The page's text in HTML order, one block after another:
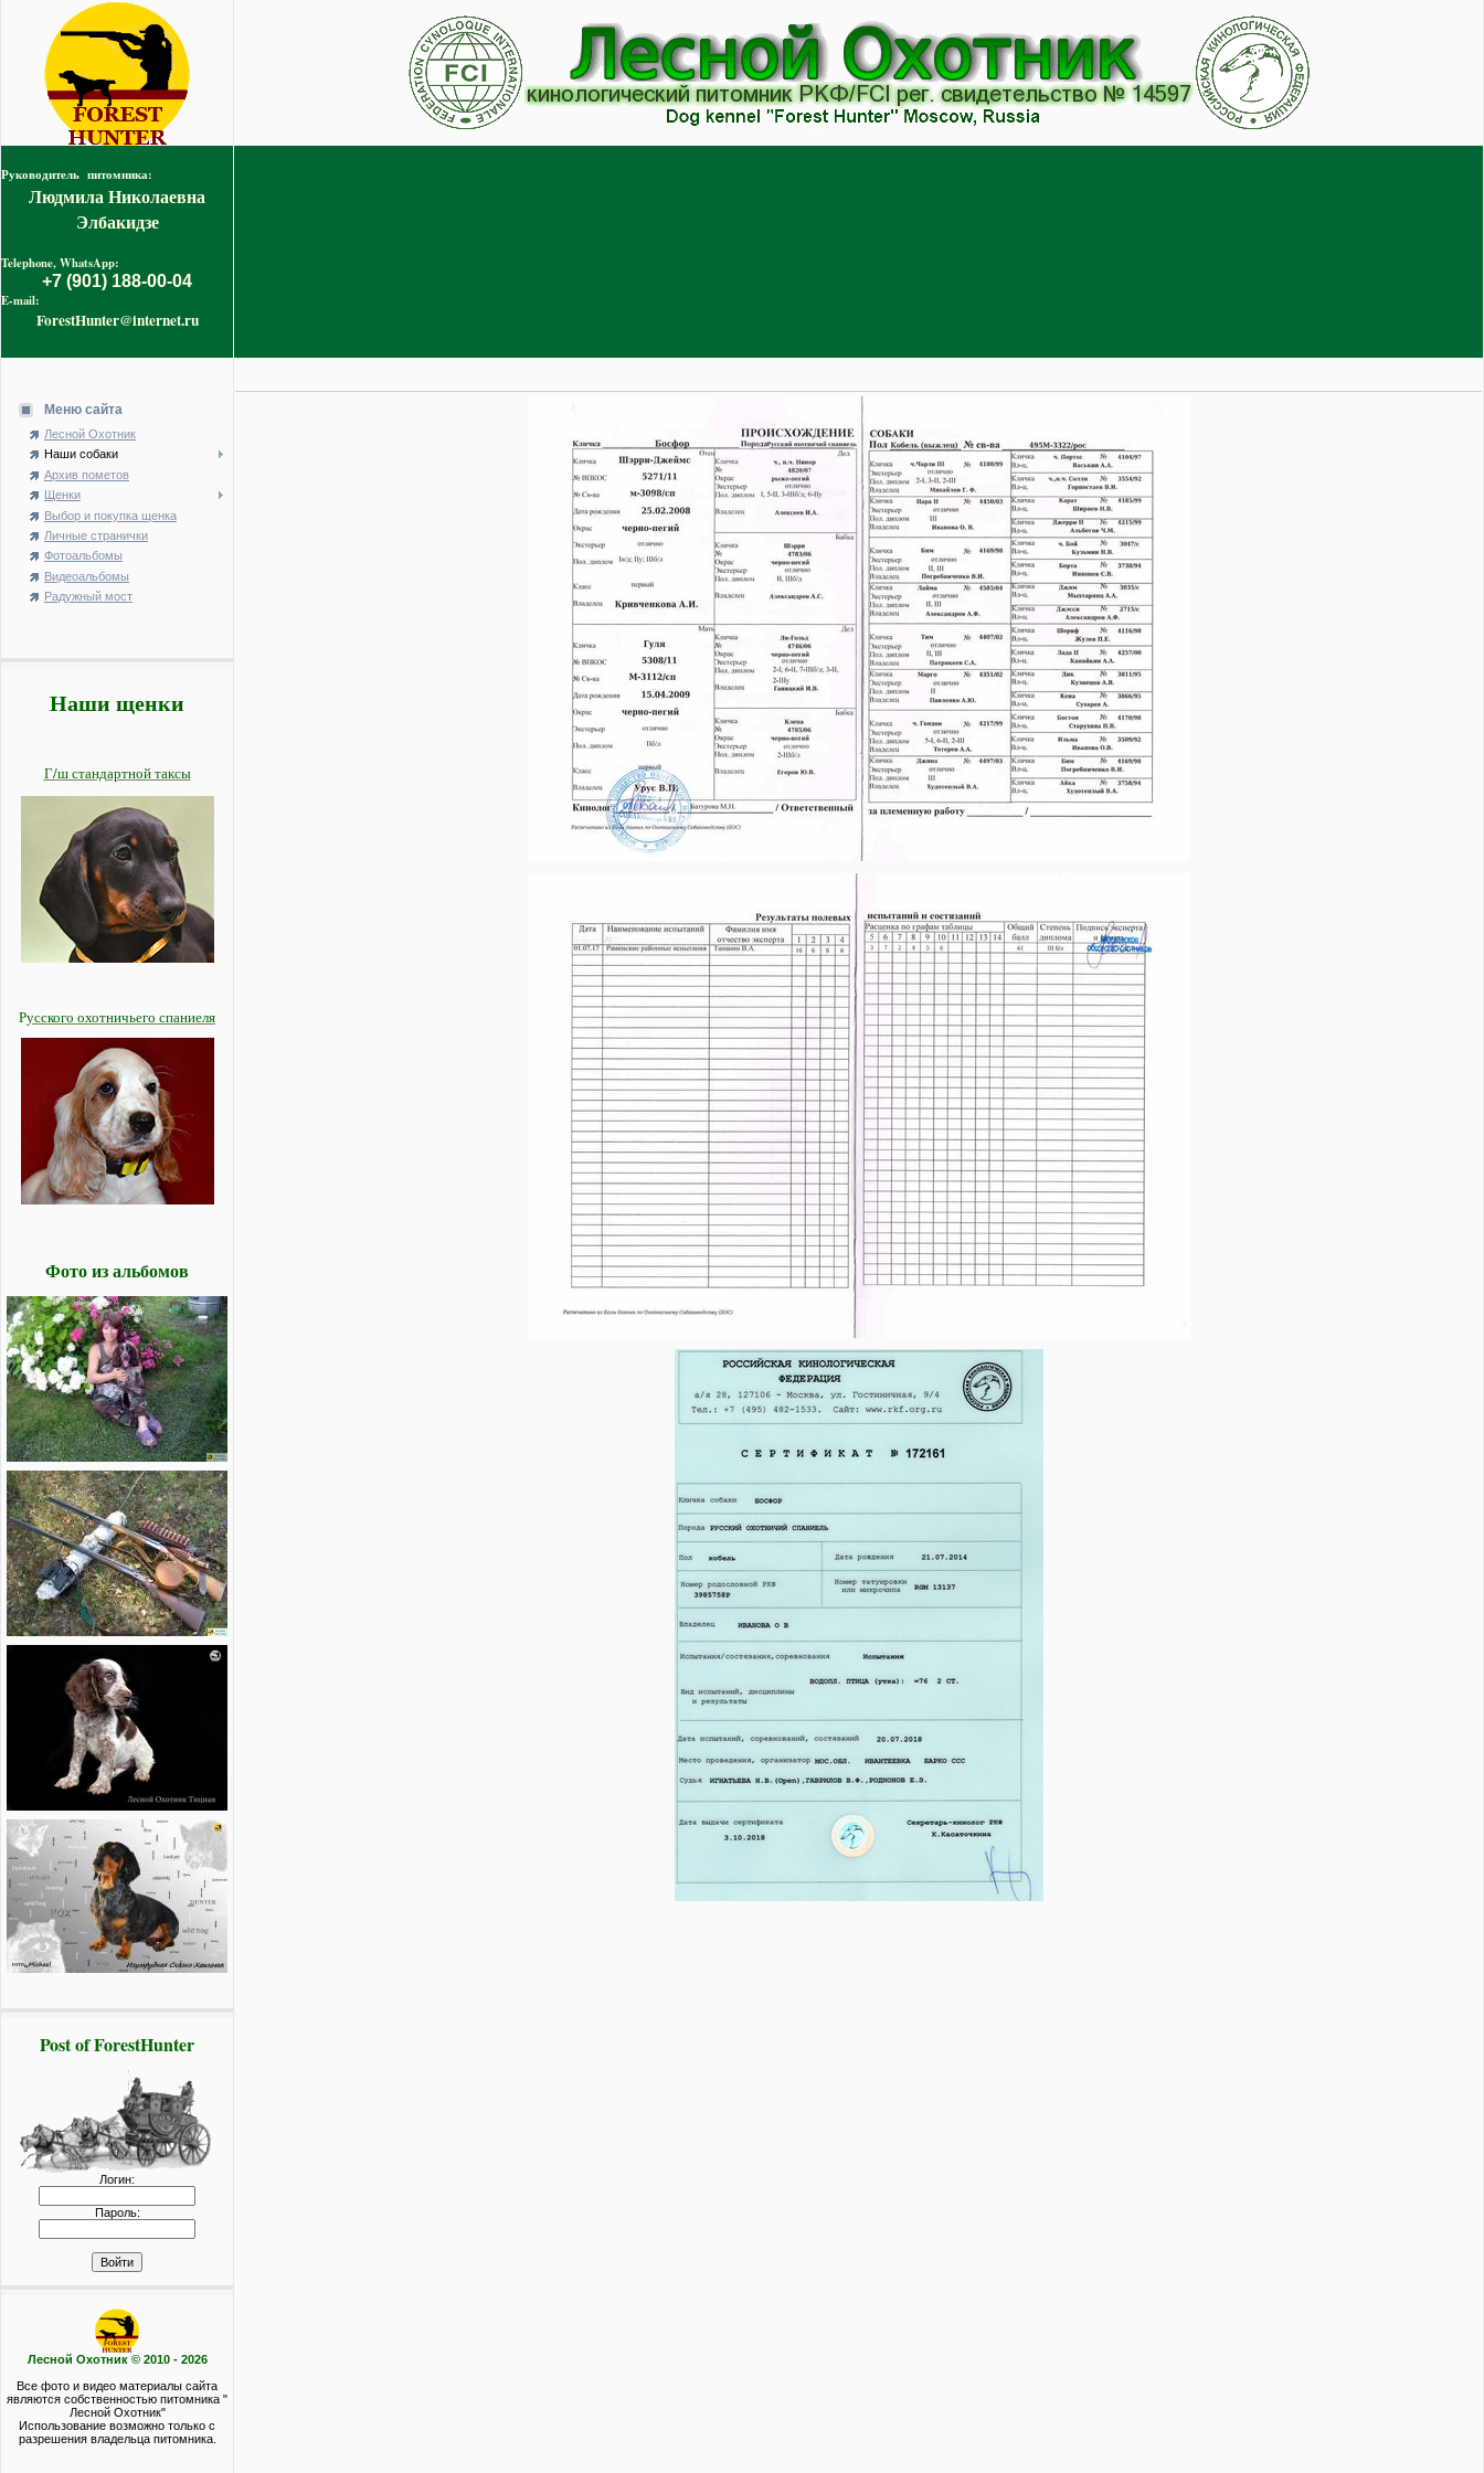
Руководитель питомника:
Людмила Николаевна
Элбакидзе
Telephone, WhatsApp:
+7 (901) 188-00-04
E-mail:
ForestHunter@internet.ru
Меню сайта
Лесной Охотник
Наши собаки
Архив пометов
Щенки
Выбор и покупка щенка
Личные странички
Фотоальбомы
Видеоальбомы
Радужный мост
Наши щенки
Г/ш стандартной таксы
Русского охотничьего спаниеля
Фото из альбомов
Post of ForestHunter
Логин:
Пароль:
Лесной Охотник © 2010 - 2026
Все фото и видео материалы сайта
являются собственностью питомника "
Лесной Охотник"
Использование возможно только с
разрешения владельца питомника.